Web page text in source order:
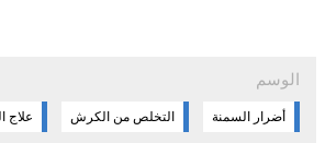
الوسم
أضرار السمنة التخلص من الكرش علاج